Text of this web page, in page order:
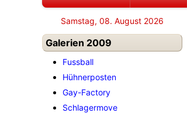
Samstag, 08. August 2026
Galerien 2009
Fussball
Hühnerposten
Gay-Factory
Schlagermove